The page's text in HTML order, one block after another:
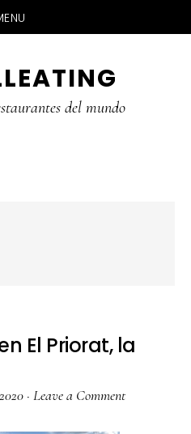
del mundo
El Priorat, la
· Leave a Comment